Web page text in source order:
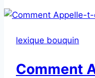
on
livres
se
lexique bouquin
Comment